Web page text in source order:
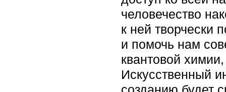
человечество
к ней творчески
и помочь нам
квантовой
Искусственный